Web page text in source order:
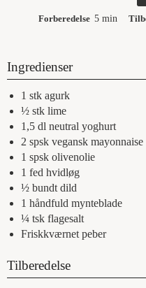
Forberedelse 5 min
Ingredienser
1 stk agurk
½ stk lime
1,5 dl neutral yoghurt
2 spsk vegansk mayonnaise
1 spsk olivenolie
1 fed hvidløg
½ bundt dild
1 håndfuld mynteblade
¼ tsk flagesalt
Friskkværnet peber
Tilberedelse